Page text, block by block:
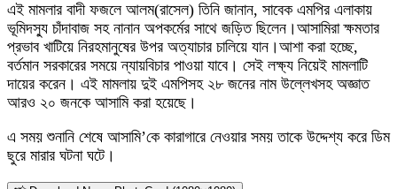
এই মামলার বাদী ফজলে আলম(রাসেল) তিনি জানান, সাবেক এমপির এলাকায়
ভূমিদস্যু চাঁদাবাজ সহ নানান অপকর্মের সাথে জড়িত ছিলেন।আসামিরা ক্ষমতার
প্রভাব খাটিয়ে নিরহমানুষের উপর অত্যাচার চালিয়ে যান।আশা করা হচ্ছে,
বর্তমান সরকারের সময়ে ন্যায়বিচার পাওয়া যাবে। সেই লক্ষ্য নিয়েই মামলাটি
দায়ের করেন। এই মামলায় দুই এমপিসহ ২৮ জনের নাম উল্লেখসহ অজ্ঞাত
আরও ২০ জনকে আসামি করা হয়েছে।
এ সময় শুনানি শেষে আসামি’কে কারাগারে নেওয়ার সময় তাকে উদ্দেশ্য করে ডিম
ছুরে মারার ঘটনা ঘটে।